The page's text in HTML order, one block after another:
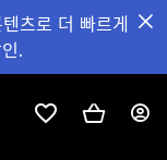
츠로 더 빠르게
.